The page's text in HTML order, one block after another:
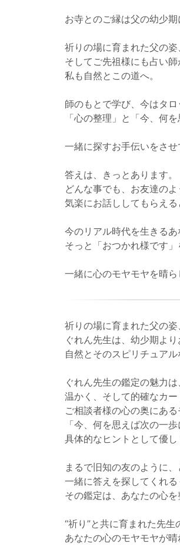
お寺とのご縁は父の幼少期
祈りの場に育まれた父の姿
そしてご先祖様にも占い師
私も自然とこの道へ。
師のもとで学び、今はタ
「心の整理」と「今、何
一緒に探すお手伝いをさせ
答えは、きっとあります。
どんな事でも、お友達のよ
気楽にお話ししてもらえる
今のリアル時代を生きるあ
そっと「おつかれ様です」
一緒に心のモヤモヤを晴ら
祈りの場に育まれた父の
ぐれん先生は、幼少期よ
自然とそのスピリチュア
ぐれん先生の鑑定の魅力
温かく、そして的確なカー
ご相談者様の心の奥にあ
「今、何を思えば次の一
具体的なヒントとして優し
まるで旧知の友のように
一緒に答えを探してくれる
その鑑定は、あなたの心
“祈り”と共に育まれた先
あなたの心のモヤモヤが